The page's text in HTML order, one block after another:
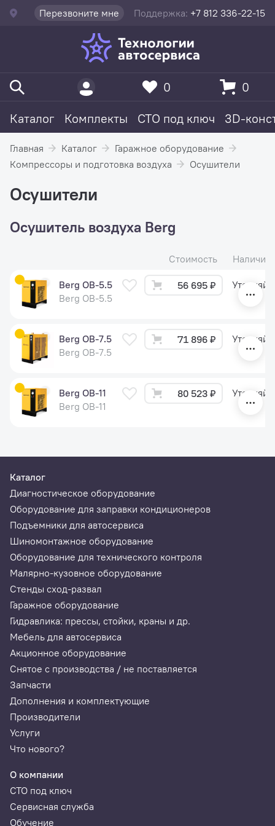
Перезвоните мне Поддержка: +7 812 336-22-15
Каталог Комплекты СТО под ключ 3D-
0 0
Главная Каталог
Гаражное оборудование
Компрессоры и подготовка воздуха
Осушители
Осушители
Осушитель воздуха Berg
Стоимость Наличие
Berg OB-5.5
Berg OB-5.5
56 695 ₽
Berg OB-7.5
Berg OB-7.5
71 896 ₽
Berg OB-11
Berg OB-11
80 523 ₽
Каталог
Диагностическое оборудование
Оборудование для заправки кондиционеров
Подъемники для автосервиса
Шиномонтажное оборудование
Оборудование для технического контроля
Малярно-кузовное оборудование
Стенды сход-развал
Гаражное оборудование
Гидравлика: прессы, стойки, краны и др.
Мебель для автосервиса
Акционное оборудование
Снятое с производства / не поставляется
Запчасти
Дополнения и комплектующие
Производители
Услуги
Что нового?
О компании
СТО под ключ
Сервисная служба
Обучение